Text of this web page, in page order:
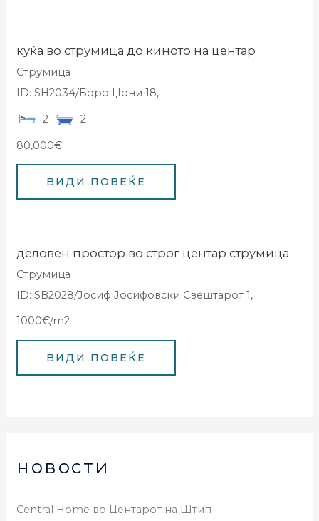
куќа во струмица до киното на центар
Струмица
ID: SH2034/Боро Џони 18,
2 2
80,000€
деловен простор во строг центар струмица
Струмица
ID: SB2028/Јосиф Јосифовски Свештарот 1,
1000€/m2
новости
Central Home во Центарот на Штип